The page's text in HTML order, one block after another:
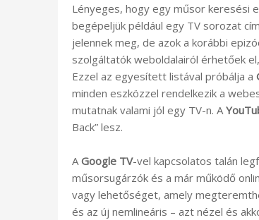
Lényeges, hogy egy műsor keresési
begépeljük például egy TV sorozat
jelennek meg, de azok a korábbi
szolgáltatók weboldalairól érhetőek
Ezzel az egyesített listával próbálja a
minden eszközzel rendelkezik a
mutatnak valami jól egy TV-n. A
Back” lesz.
A Google TV-vel kapcsolatos talán
műsorsugárzók és a már működő
vagy lehetőséget, amely
és az új nemlineáris – azt nézel és